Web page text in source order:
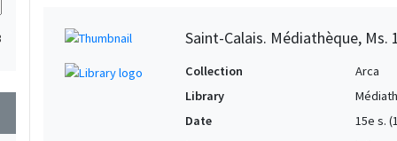
Saint-Calais. Médiathèque, Ms. 1
Collection
Arca
Library
Date
15e s.